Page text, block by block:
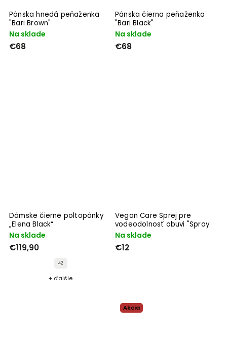
Pánska hnedá peňaženka
"Bari Brown"
Na sklade
€68
Pánska čierna peňaženka
"Bari Black"
Na sklade
€68
Dámske čierne poltopánky
„Elena Black“
Na sklade
€119,90
42
+ ďalšie
Vegan Care Sprej pre
vodeodolnosť obuvi "Spray
Waterproofer"
Na sklade
€12
Akcia